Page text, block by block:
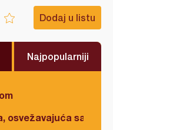
Dodaj u listu
Najpopularniji
osvežavajuća salata